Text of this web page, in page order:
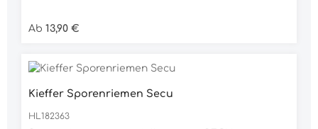
Regulärer Preis:
Ab13,90 €
Kieffer Sporenriemen Secu
HL182363